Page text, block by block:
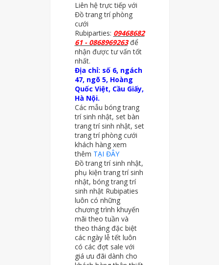
Liên hệ trực tiếp với
Đồ trang trí phòng
cưới
Rubiparties: 09468682
61 - 0868969263để
nhận được tư vấn tốt
nhất.
Địa chỉ: số 6, ngách
47, ngõ 5, Hoàng
Quốc Việt, Cầu Giấy,
Hà Nội.
Các mẫu bóng trang
trí sinh nhật, set bàn
trang trí sinh nhật, set
trang trí phòng cưới
khách hàng xem
thêm TẠI ĐÂY
Đồ trang trí sinh nhật,
phụ kiện trang trí sinh
nhật, bóng trang trí
sinh nhật Rubipaties
luôn có những
chương trình khuyến
mãi theo tuần và
theo tháng đặc biệt
các ngày lễ tết luôn
có các đợt sale với
giá ưu đãi dành cho